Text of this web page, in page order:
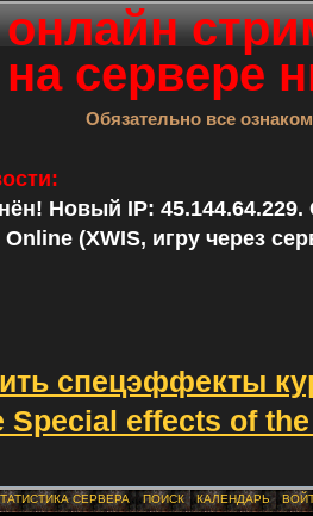
сервере
Обязательно все
Новый IP: 45.144.64.229.
(XWIS, игру через
спецэффекты
Special effects of
СЕРВЕРА ПОИСК КАЛЕНДАРЬ